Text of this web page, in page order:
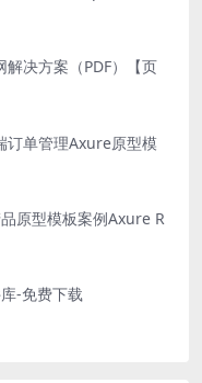
决方案（PDF）【页
订单管理Axure原型模
原型模板案例Axure R
-免费下载